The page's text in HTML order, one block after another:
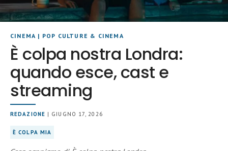
CINEMA | POP CULTURE & CINEMA
È colpa nostra Londra:
quando esce, cast e
streaming
REDAZIONE | GIUGNO 17, 2026
È COLPA MIA